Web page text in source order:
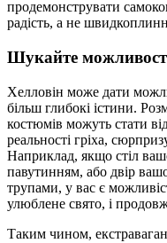
продемонструвати
радість, а не
Шукайте
Хелловін може дати
більш глибокі істини.
костюмів можуть стати
реальності гріха,
Наприклад, якщо стіл
павутинням, або двір
трупами, у вас є
улюблене свято, і
Таким чином,